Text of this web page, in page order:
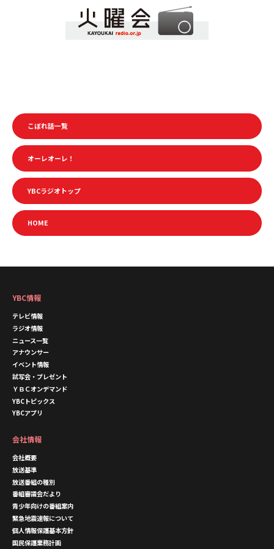
こぼれ話一覧
オーレオーレ！
YBCラジオトップ
HOME
YBC情報
テレビ情報
ラジオ情報
ニュース一覧
アナウンサー
イベント情報
試写会・プレゼント
ＹＢＣオンデマンド
YBCトピックス
YBCアプリ
会社情報
会社概要
放送基準
放送番組の種別
番組審議会だより
青少年向けの番組案内
緊急地震速報について
個人情報保護基本方針
国民保護業務計画